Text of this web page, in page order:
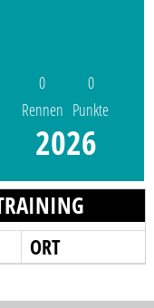
0
Rennen
0
Punkte
2026
ORT